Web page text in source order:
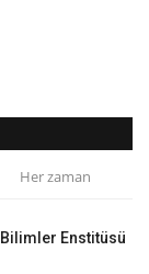
Her zaman
Enstitüsü